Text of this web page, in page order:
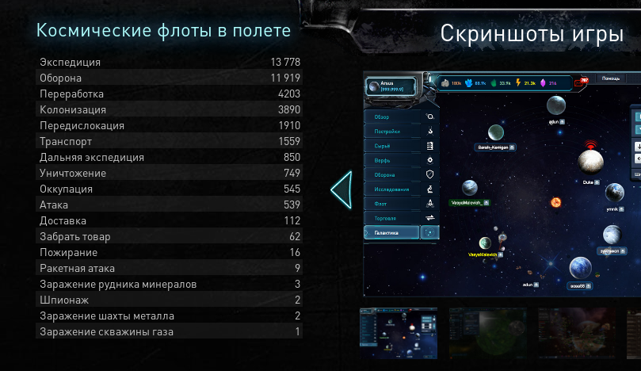
Космические флоты в полете
Экспедиция
13 778
Оборона
11 919
Переработка
4203
Колонизация
3890
Передислокация
1910
Транспорт
1559
Дальняя экспедиция
850
Уничтожение
749
Оккупация
545
Атака
539
Доставка
112
Забрать товар
62
Пожирание
16
Ракетная атака
9
Заражение рудника минералов
3
Шпионаж
2
Заражение шахты металла
2
Заражение скважины газа
1
Скриншоты игры